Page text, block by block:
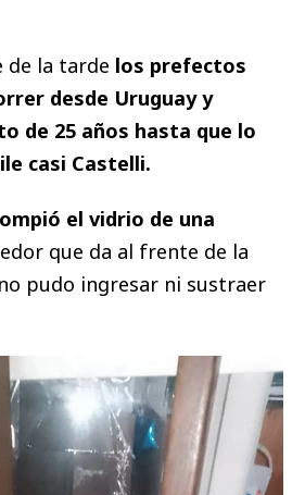
de la tarde los prefectos
desde Uruguay y
de 25 años hasta que lo
casi Castelli.
el vidrio de una
que da al frente de la
pudo ingresar ni sustraer